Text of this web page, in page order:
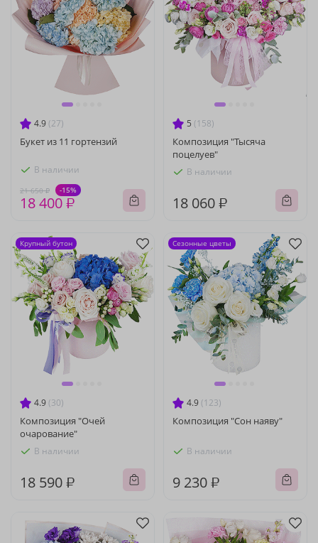
4.9 (27)
Букет из 11 гортензий
В наличии
21 650 ₽ -15%
18 400 ₽
5 (158)
Композиция "Тысяча
поцелуев"
В наличии
18 060 ₽
4.9 (30)
Композиция "Очей
очарование"
В наличии
18 590 ₽
Крупный бутон
4.9 (123)
Композиция "Сон наяву"
В наличии
9 230 ₽
Сезонные цветы